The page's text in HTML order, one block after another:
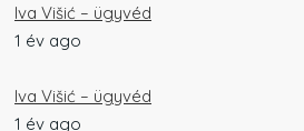
Iva Višić – ügyvéd
1 év ago
Iva Višić – ügyvéd
1 év ago